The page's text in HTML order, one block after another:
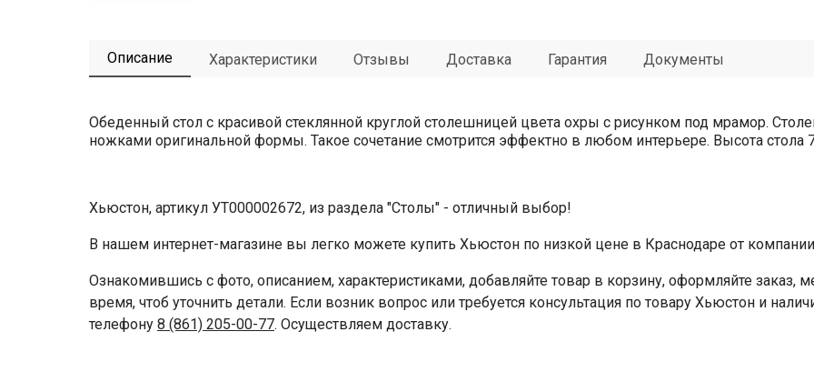
Описание Характеристики Отзывы Доставка Гарантия Документы
Обеденный стол с красивой стеклянной круглой столешницей цвета охры с рисунком под мрамор.
ножками оригинальной формы. Такое сочетание смотрится эффектно в любом интерьере. Высота стола
Хьюстон, артикул УТ000002672, из раздела "Столы" - отличный выбор!
В нашем интернет-магазине вы легко можете купить Хьюстон по низкой цене в Краснодаре от
Ознакомившись с фото, описанием, характеристиками, добавляйте товар в корзину, оформляйте
время, чтоб уточнить детали. Если возник вопрос или требуется консультация по товару Хьюстон и
телефону 8 (861) 205-00-77. Осуществляем доставку.